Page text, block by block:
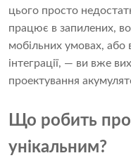
цього просто
працює в запилених,
мобільних умовах, або
інтеграції, — ви вже
проектування
Що робить
унікальним?